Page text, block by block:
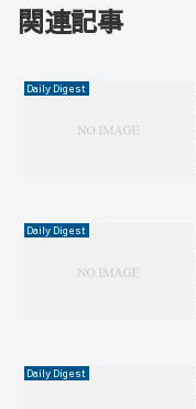
関連記事
Daily Digest
Daily Digest
Daily Digest